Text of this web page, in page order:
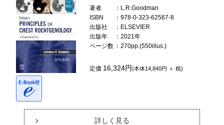
著者
：L.R.Goodman
ISBN
：978-0-323-62567-8
出版社
：ELSEVIER
出版年
：2021年
ページ数 ：270pp.(550illus.)
定価 16,324円(本体14,840円 ＋ 税)
詳しく見る